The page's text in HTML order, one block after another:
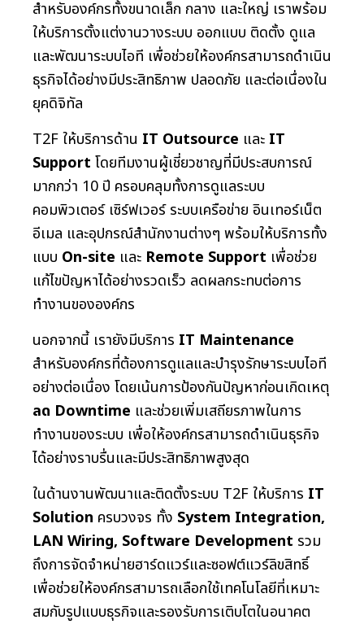
สำหรับองค์กรทั้งขนาดเล็ก กลาง และใหญ่ เราพร้อม
ให้บริการตั้งแต่งานวางระบบ ออกแบบ ติดตั้ง ดูแล
และพัฒนาระบบไอที เพื่อช่วยให้องค์กรสามารถดำเนิน
ธุรกิจได้อย่างมีประสิทธิภาพ ปลอดภัย และต่อเนื่องใน
ยุคดิจิทัล
T2F ให้บริการด้าน IT Outsource และ IT
Support โดยทีมงานผู้เชี่ยวชาญที่มีประสบการณ์
มากกว่า 10 ปี ครอบคลุมทั้งการดูแลระบบ
คอมพิวเตอร์ เซิร์ฟเวอร์ ระบบเครือข่าย อินเทอร์เน็ต
อีเมล และอุปกรณ์สำนักงานต่างๆ พร้อมให้บริการทั้ง
แบบ On-site และ Remote Support เพื่อช่วย
แก้ไขปัญหาได้อย่างรวดเร็ว ลดผลกระทบต่อการ
ทำงานขององค์กร
นอกจากนี้ เรายังมีบริการ IT Maintenance
สำหรับองค์กรที่ต้องการดูแลและบำรุงรักษาระบบไอที
อย่างต่อเนื่อง โดยเน้นการป้องกันปัญหาก่อนเกิดเหตุ
ลด Downtime และช่วยเพิ่มเสถียรภาพในการ
ทำงานของระบบ เพื่อให้องค์กรสามารถดำเนินธุรกิจ
ได้อย่างราบรื่นและมีประสิทธิภาพสูงสุด
ในด้านงานพัฒนาและติดตั้งระบบ T2F ให้บริการ IT
Solution ครบวงจร ทั้ง System Integration,
LAN Wiring, Software Development รวม
ถึงการจัดจำหน่ายฮาร์ดแวร์และซอฟต์แวร์ลิขสิทธิ์
เพื่อช่วยให้องค์กรสามารถเลือกใช้เทคโนโลยีที่เหมาะ
สมกับรูปแบบธุรกิจและรองรับการเติบโตในอนาคต